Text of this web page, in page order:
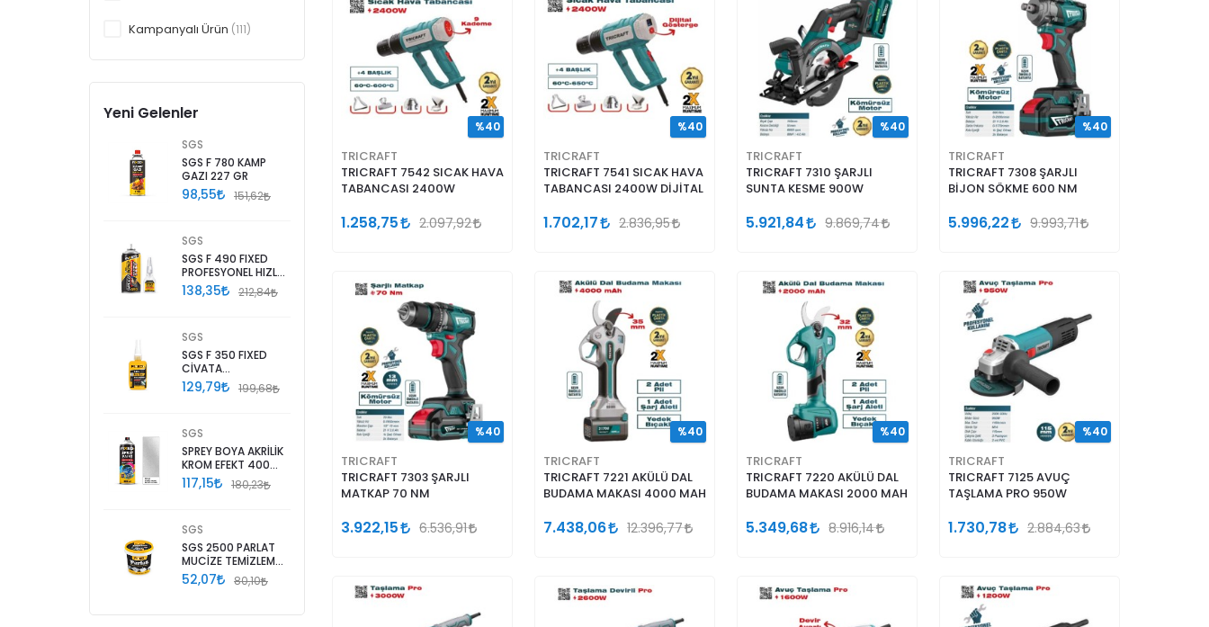
TRICRAFT
TRICRAFT 7542 SICAK HAVA
TABANCASI 2400W
1.258,75 2.097,92
%40
TRICRAFT
TRICRAFT 7541 SICAK HAVA
TABANCASI 2400W DİJİTAL
1.702,17 2.836,95
%40
TRICRAFT
TRICRAFT 7310 ŞARJLI
SUNTA KESME 900W
5.921,84 9.869,74
%40
TRICRAFT
TRICRAFT 7308 ŞARJLI
BİJON SÖKME 600 NM
5.996,22 9.993,71
%40
TRICRAFT
TRICRAFT 7303 ŞARJLI
MATKAP 70 NM
3.922,15 6.536,91
%40
TRICRAFT
TRICRAFT 7221 AKÜLÜ DAL
BUDAMA MAKASI 4000 MAH
7.438,06 12.396,77
%40
TRICRAFT
TRICRAFT 7220 AKÜLÜ DAL
BUDAMA MAKASI 2000 MAH
5.349,68 8.916,14
%40
TRICRAFT
TRICRAFT 7125 AVUÇ
TAŞLAMA PRO 950W
1.730,78 2.884,63
%40
Kampanyalı Ürün (111)
Yeni Gelenler
SGS
SGS F 780 KAMP
GAZI 227 GR
98,55 151,62
SGS
SGS F 490 FIXED
PROFESYONEL HIZLI
YAPIŞTIRICI
400+90
138,35 212,84
SGS
SGS F 350 FIXED
CİVATA
SABİTLEYİCİ YÜKSEK
KUVVET 50ML
129,79 199,68
SGS
SPREY BOYA AKRİLİK
KROM EFEKT 400
ML
117,15 180,23
SGS
SGS 2500 PARLAT
MUCİZE TEMİZLEME
PASTASI
52,07 80,10